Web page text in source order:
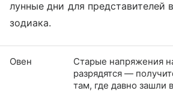
лунные дни для представителей
зодиака.
Овен
Старые напряжения
разрядятся —
там, где давно зашли